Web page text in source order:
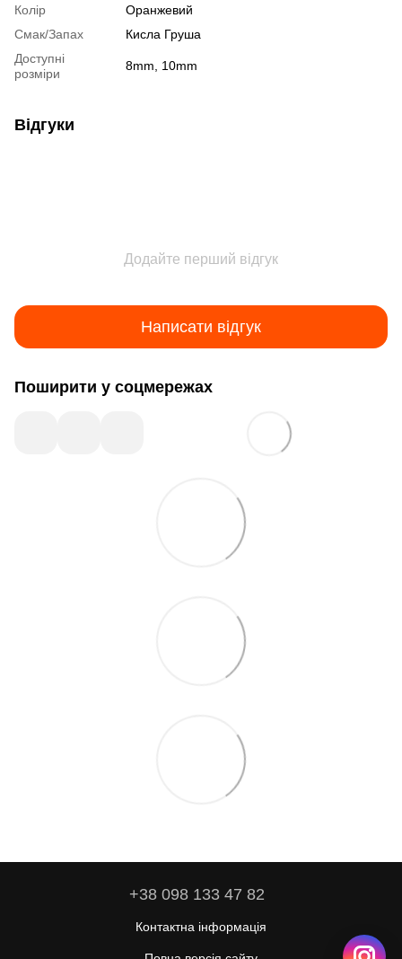
Колір
Оранжевий
Смак/Запах
Кисла Груша
Доступні
розміри
8mm, 10mm
Відгуки
Додайте перший відгук
Написати відгук
Поширити у соцмережах
+38 098 133 47 82
Контактна інформація